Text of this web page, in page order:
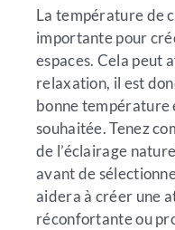
La température de
importante pour
espaces. Cela peut
relaxation, il est
bonne température
souhaitée. Tenez
de l’éclairage
avant de
aidera à créer une
réconfortante ou